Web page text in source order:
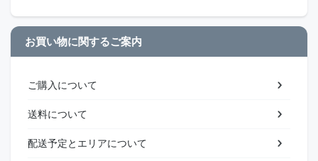
お買い物に関するご案内
ご購入について
送料について
配送予定とエリアについて